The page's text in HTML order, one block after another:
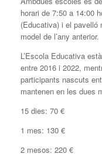
horari de 7:50 a 14:00
(Educativa) i el pavelló
model de l’any anterior.
L’Escola Educativa
entre 2016 i 2022,
participants nascuts
mantenen en les dues
15 dies: 70 €
1 mes: 130 €
2 mesos: 220 €